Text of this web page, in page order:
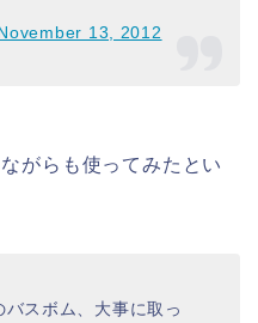
13, 2012
がらも使ってみたとい
スボム、大事に取っ